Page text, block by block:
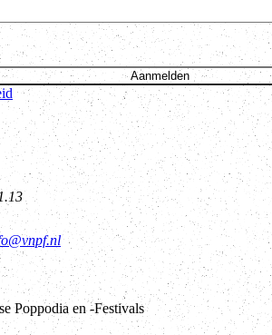
Aanmelden
Poppodia en -Festivals